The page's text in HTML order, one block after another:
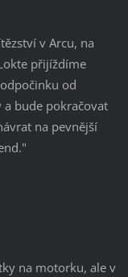
v Arcu, na
přijíždíme
od
bude pokračovat
na pevnější
."
na motorku, ale v